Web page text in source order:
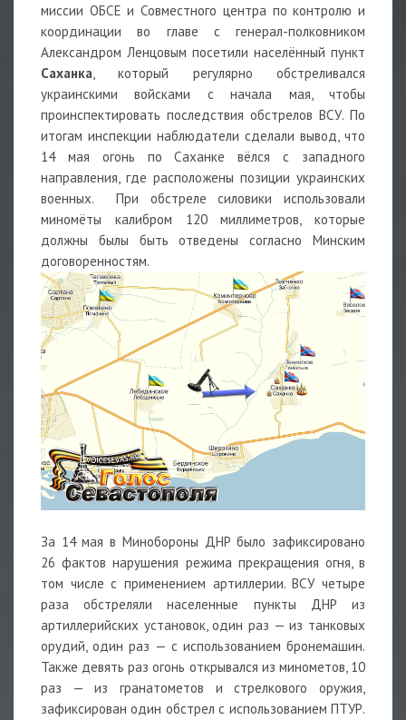
миссии ОБСЕ и Совместного центра по контролю и
координации во главе с генерал-полковником
Александром Ленцовым посетили населённый пункт
Саханка, который регулярно обстреливался
украинскими войсками с начала мая, чтобы
проинспектировать последствия обстрелов ВСУ. По
итогам инспекции наблюдатели сделали вывод, что
14 мая огонь по Саханке вёлся с западного
направления, где расположены позиции украинских
военных. При обстреле силовики использовали
миномёты калибром 120 миллиметров, которые
должны былы быть отведены согласно Минским
договоренностям.
За 14 мая в Минобороны ДНР было зафиксировано
26 фактов нарушения режима прекращения огня, в
том числе с применением артиллерии. ВСУ четыре
раза обстреляли населенные пункты ДНР из
артиллерийских установок, один раз — из танковых
орудий, один раз — с использованием бронемашин.
Также девять раз огонь открывался из минометов, 10
раз — из гранатометов и стрелкового оружия,
зафиксирован один обстрел с использованием ПТУР.